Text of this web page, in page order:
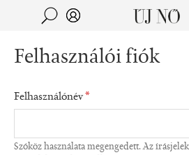
Jump to
Felhasználói fiók
Felhasználónév*
Szóköz használata megengedett. Az